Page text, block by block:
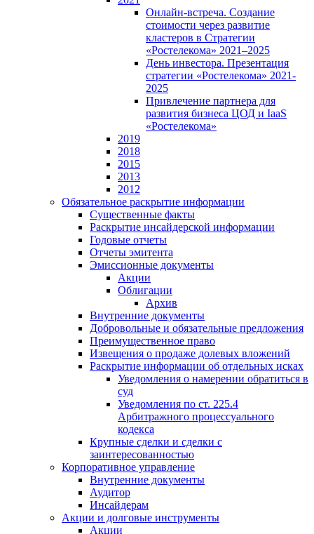
Онлайн-встреча. Создание
стоимости через развитие
кластеров в Стратегии
«Ростелекома» 2021–2025
День инвестора. Презентация
стратегии «Ростелекома» 2021-
2025
Привлечение партнера для
развития бизнеса ЦОД и IaaS
«Ростелекома»
2019
2018
2015
2013
2012
Обязательное раскрытие информации
Существенные факты
Раскрытие инсайдерской информации
Годовые отчеты
Отчеты эмитента
Эмиссионные документы
Акции
Облигации
Архив
Внутренние документы
Добровольные и обязательные предложения
Преимущественное право
Извещения о продаже долевых вложений
Раскрытие информации об отдельных исках
Уведомления о намерении обратиться в
суд
Уведомления по ст. 225.4
Арбитражного процессуального
кодекса
Крупные сделки и сделки с
заинтересованностью
Корпоративное управление
Внутренние документы
Аудитор
Инсайдерам
Акции и долговые инструменты
Акции